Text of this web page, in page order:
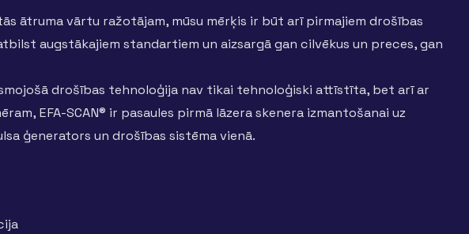
ātruma vārtu ražotājam, mūsu mērķis ir būt arī pirmajiem drošības
augstākajiem standartiem un aizsargā gan cilvēkus un preces, gan
drošības tehnoloģija nav tikai tehnoloģiski attīstīta, bet arī ar
EFA-SCAN® ir pasaules pirmā lāzera skenera izmantošanai uz
ģenerators un drošības sistēma vienā.